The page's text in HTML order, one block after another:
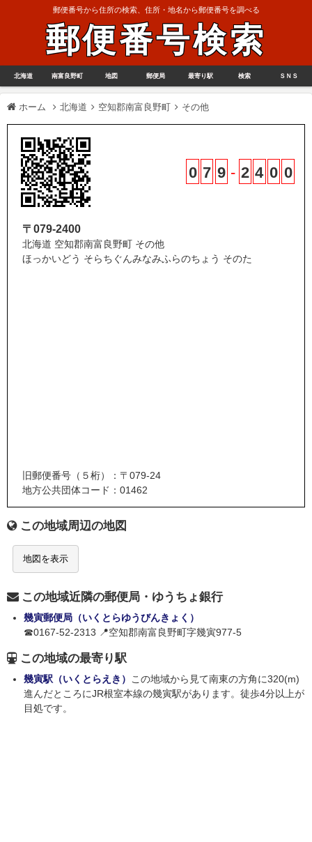
郵便番号から住所の検索、住所・地名から郵便番号を調べる
郵便番号検索
北海道 南富良野町 地図 郵便局 最寄り駅 検索 ＳＮＳ
ホーム 北海道 空知郡南富良野町 その他
0 7 9 - 2 4 0 0
〒079-2400
北海道 空知郡南富良野町 その他
ほっかいどう そらちぐんみなみふらのちょう そのた
旧郵便番号（５桁）：〒079-24
地方公共団体コード：01462
この地域周辺の地図
地図を表示
この地域近隣の郵便局・ゆうちょ銀行
幾寅郵便局（いくとらゆうびんきょく）
☎0167-52-2313 📍空知郡南富良野町字幾寅977-5
この地域の最寄り駅
幾寅駅（いくとらえき） この地域から見て南東の方角に320(m)
進んだところにJR根室本線の幾寅駅があります。徒歩4分以上が
目処です。